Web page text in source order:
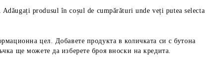
produsul în coșul de cumpărături unde veți putea selecta
цел. Добавете продукта в количката си с бутона
ще можете да изберете броя вноски на кредита.